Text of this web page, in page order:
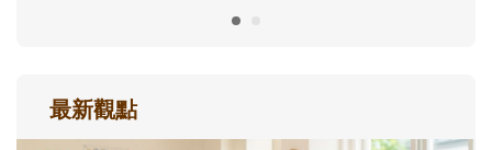
最新觀點